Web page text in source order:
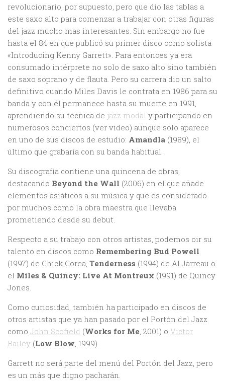
revolucionario, por supuesto, pero que dio las tablas a
este saxo alto para comenzar a trabajar con otras figuras
del jazz mucho mas interesantes. Sin embargo no fue
hasta el 84 en que publicó su primer disco como solista
«Introducing Kenny Garrett». Para entonces ya era
consumado intérprete no solo de saxo alto sino también
de saxo soprano y de flauta. Pero su carrera dio un salto
definitivo cuando Miles Davis le contrata en 1986 para su
banda y con él permanece hasta su muerte en 1991,
aprendiendo su técnica de jazz modal y participando en
numerosos conciertos (ver video) aunque solo aparece
en uno de sus discos de estudio: Amandla (1989), el
último que grabaría con su banda habitual.
Su discografía contiene una quincena de obras,
destacando Beyond the Wall (2006) en el que añade
elementos asiáticos a su música y que es considerado
por muchos como la obra maestra que llevaba
prometiendo desde su debut.
Respecto a su trabajo con otros artistas, podemos oir su
talento en discos como Remembering Bud Powell
(1997) de Chick Corea, Tenderness (1994) de Al Jarreau o
el Miles & Quincy: Live At Montreux (1991) de Quincy
Jones.
Como curiosidad, también ha participado en discos de
otros artistas que ya han pasado por el Portón del Jazz
como John Scofield (Works for Me, 2001) o Victor
Bailey (Low Blow, 1999)
Garrett no será parte del menú del Portón del Jazz, pero
es un más que digno pacharán.